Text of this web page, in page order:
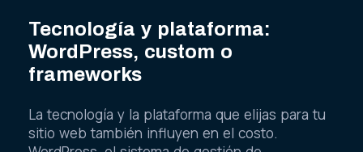
Tecnología y plataforma:
WordPress, custom o
frameworks
La tecnología y la plataforma que elijas para tu
sitio web también influyen en el costo.